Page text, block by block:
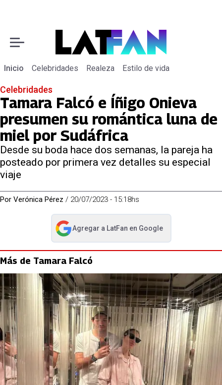
Inicio Celebridades Realeza Estilo de vida
Celebridades
Tamara Falcó e Íñigo Onieva
presumen su romántica luna de
miel por Sudáfrica
Desde su boda hace dos semanas, la pareja ha
posteado por primera vez detalles su especial
viaje
Por Verónica Pérez / 20/07/2023 - 15:18hs
Agregar a LatFan en Google
abre en nueva pestaña
Más de Tamara Falcó